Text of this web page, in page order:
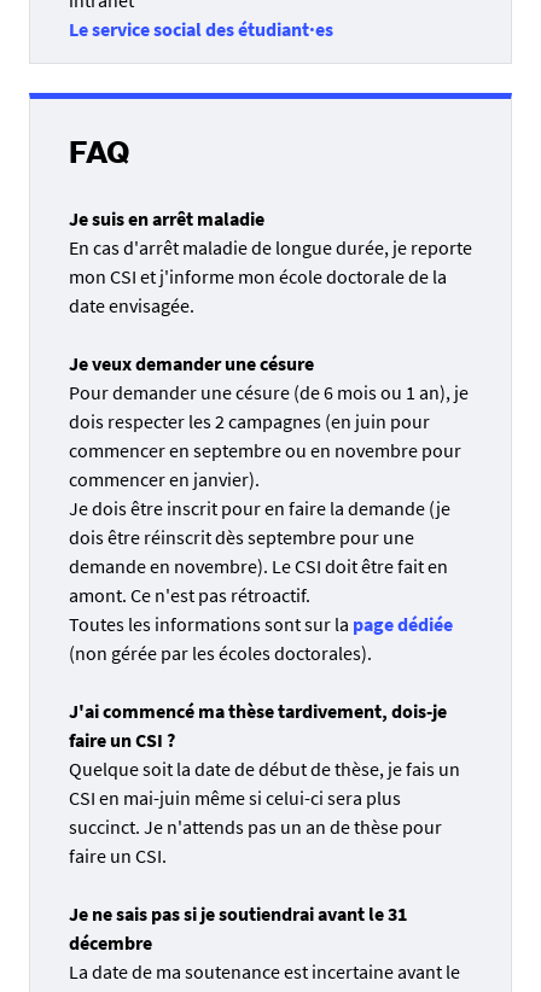
possibilités :
Il s'agit d'une étude de mon dossier avec tous les
à la prise de décision de l'établissement.
académique (CAC) restreint, l'établissement prendra
sa décision sur la base des avis du CSI, de la direction
de thèse et de la direction de l'ED.
Dans les 2 cas, je reçois la décision de l’établissement
Attention, si j'ai un contrat doctoral Nantes
Université, je serai convoqué(e) par la DRH pour le
licenciement. En attendant, je suis toujours sous
contrat et je dois être présent(e) au laboratoire ou
poser des congés sinon cela sera considéré comme un
abandon de poste.
Si j'ai un autre contrat de travail, je dois informer
mon employeur de la fin de ma thèse.
Le service social des étudiant·es
FAQ
Je suis en arrêt maladie
En cas d'arrêt maladie de longue durée, je reporte
mon CSI et j'informe mon école doctorale de la
date envisagée.
Je veux demander une césure
Pour demander une césure (de 6 mois ou 1 an), je
dois respecter les 2 campagnes (en juin pour
commencer en septembre ou en novembre pour
commencer en janvier).
Je dois être inscrit pour en faire la demande (je
dois être réinscrit dès septembre pour une
demande en novembre). Le CSI doit être fait en
amont. Ce n'est pas rétroactif.
Toutes les informations sont sur la page dédiée
(non gérée par les écoles doctorales).
J'ai commencé ma thèse tardivement, dois-je
faire un CSI ?
Quelque soit la date de début de thèse, je fais un
CSI en mai-juin même si celui-ci sera plus
succinct. Je n'attends pas un an de thèse pour
faire un CSI.
Je ne sais pas si je soutiendrai avant le 31
décembre
La date de ma soutenance est incertaine avant le